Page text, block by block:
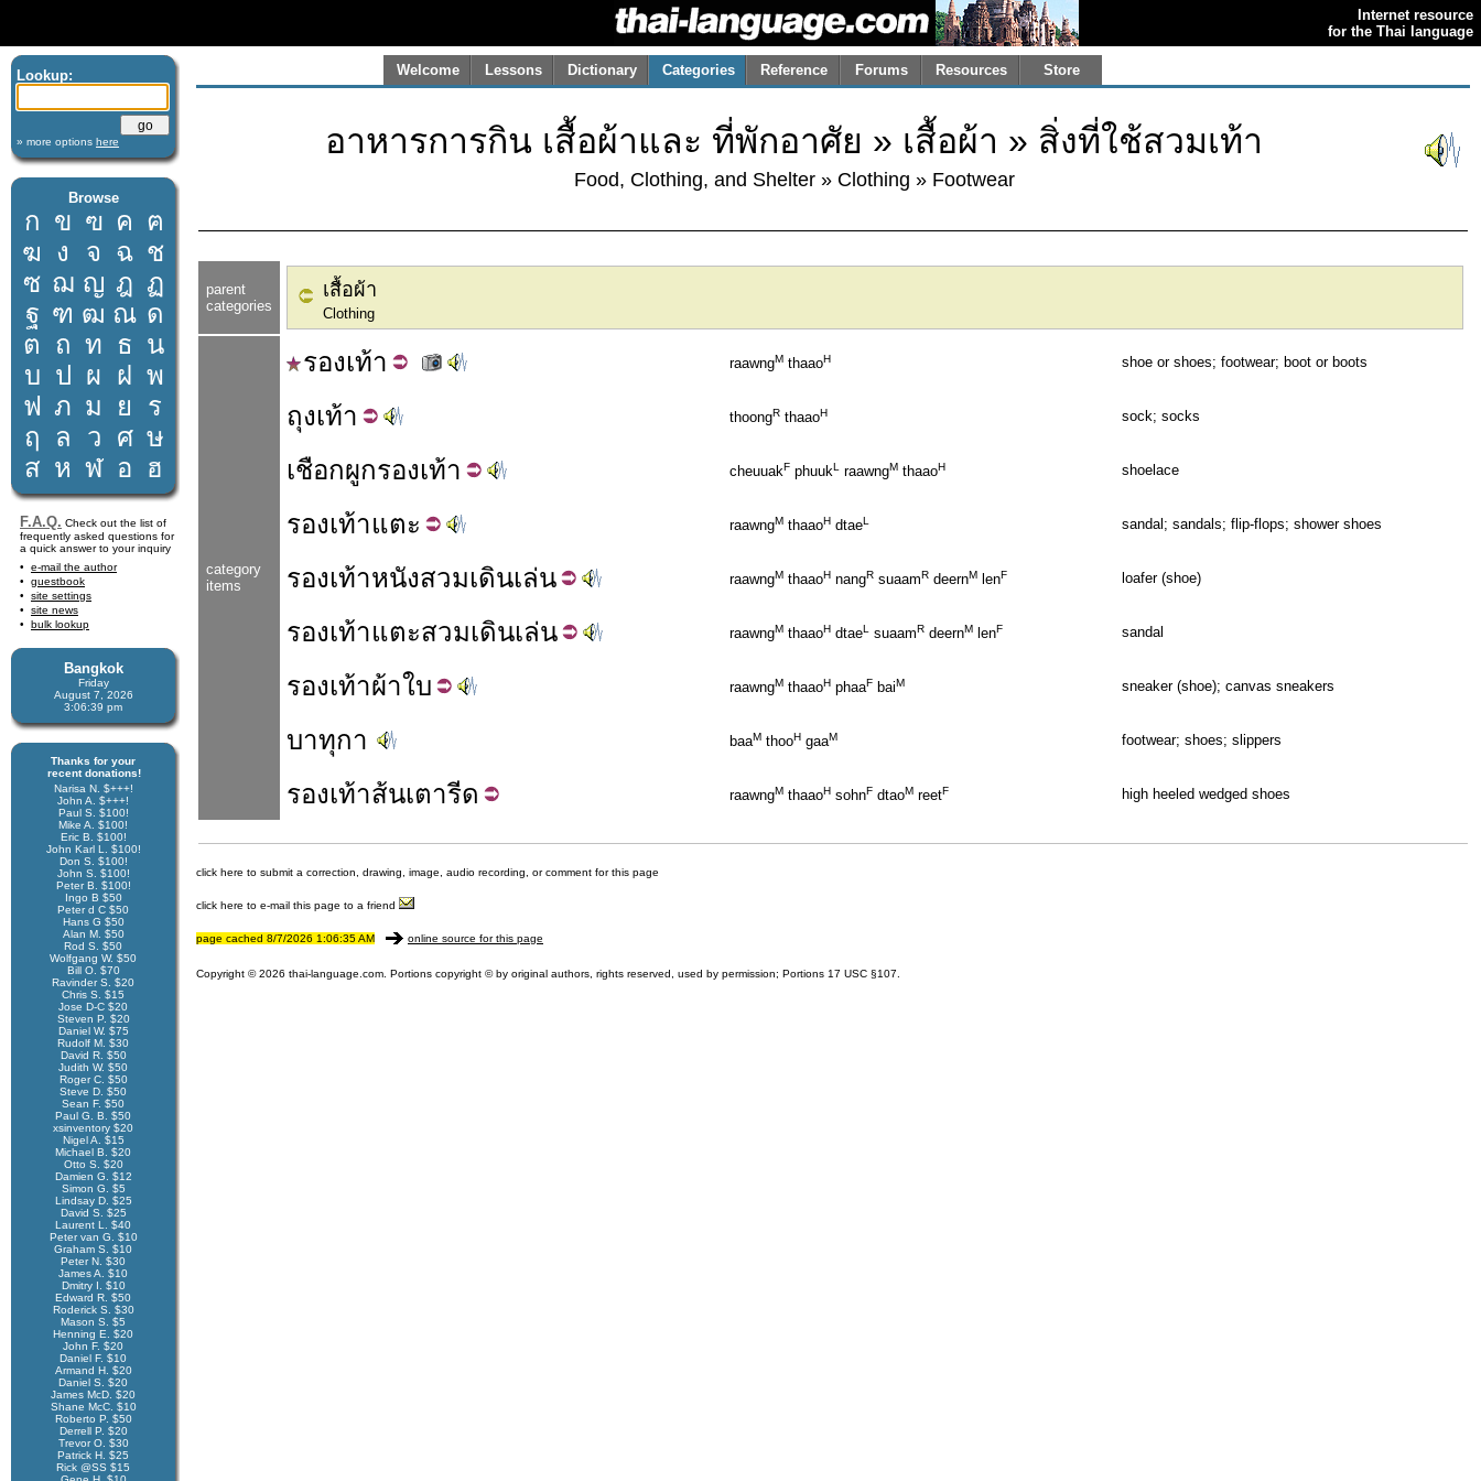
Internet resource
for the Thai language
Lookup:
» more options here
Browse
ก ข ฃ ค ฅ
ฆ ง จ ฉ ช
ซ ฌ ญ ฎ ฏ
ฐ ฑ ฒ ณ ด
ต ถ ท ธ น
บ ป ผ ฝ พ
ฟ ภ ม ย
ร
ฤ
ล ว ศ ษ
ส ห ฬ อ ฮ
F.A.Q. Check out the list of
frequently asked questions for
a quick answer to your inquiry
e-mail the author
guestbook
site settings
site news
bulk lookup
Bangkok
Friday
August 7, 2026
3:06:39 pm
Thanks for your
recent donations!
Narisa N. $+++!
John A. $+++!
Paul S. $100!
Mike A. $100!
Eric B. $100!
John Karl L. $100!
Don S. $100!
John S. $100!
Peter B. $100!
Ingo B $50
Peter d C $50
Hans G $50
Alan M. $50
Rod S. $50
Wolfgang W. $50
Bill O. $70
Ravinder S. $20
Chris S. $15
Jose D-C $20
Steven P. $20
Daniel W. $75
Rudolf M. $30
David R. $50
Judith W. $50
Roger C. $50
Steve D. $50
Sean F. $50
Paul G. B. $50
xsinventory $20
Nigel A. $15
Michael B. $20
Otto S. $20
Damien G. $12
Simon G. $5
Lindsay D. $25
David S. $25
Laurent L. $40
Peter van G. $10
Graham S. $10
Peter N. $30
James A. $10
Dmitry I. $10
Edward R. $50
Roderick S. $30
Mason S. $5
Henning E. $20
John F. $20
Daniel F. $10
Armand H. $20
Daniel S. $20
James McD. $20
Shane McC. $10
Roberto P. $50
Derrell P. $20
Trevor O. $30
Patrick H. $25
Rick @SS $15
Welcome Lessons Dictionary Categories Reference Forums Resources Store
อาหารการกิน เสื้อผ้าและ ที่พักอาศัย » เสื้อผ้า » สิ่งที่ใช้สวมเท้า
Food, Clothing, and Shelter » Clothing » Footwear
parent
categories
เสื้อผ้า
Clothing
category
items
รองเท้า raawngM thaaoH shoe or shoes; footwear; boot or boots
ถุงเท้า thoongR thaaoH sock; socks
เชือกผูกรองเท้า cheuuakF phuukL raawngM thaaoH shoelace
รองเท้าแตะ raawngM thaaoH dtaeL sandal; sandals; flip-flops; shower shoes
รองเท้าหนังสวมเดินเล่น raawngM thaaoH nangR suaamR deernM lenF loafer (shoe)
รองเท้าแตะสวมเดินเล่น raawngM thaaoH dtaeL suaamR deernM lenF sandal
รองเท้าผ้าใบ raawngM thaaoH phaaF baiM sneaker (shoe); canvas sneakers
บาทุกา baaM thooH gaaM footwear; shoes; slippers
รองเท้าส้นเตารีด raawngM thaaoH sohnF dtaoM reetF high heeled wedged shoes
click here to submit a correction, drawing, image, audio recording, or comment for this page
click here to e-mail this page to a friend
page cached 8/7/2026 1:06:35 AM online source for this page
Copyright © 2026 thai-language.com. Portions copyright © by original authors, rights reserved, used by permission; Portions 17 USC §107